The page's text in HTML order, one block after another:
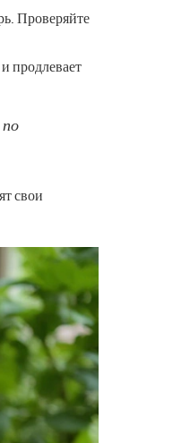
Проверяйте
продлевает
свои